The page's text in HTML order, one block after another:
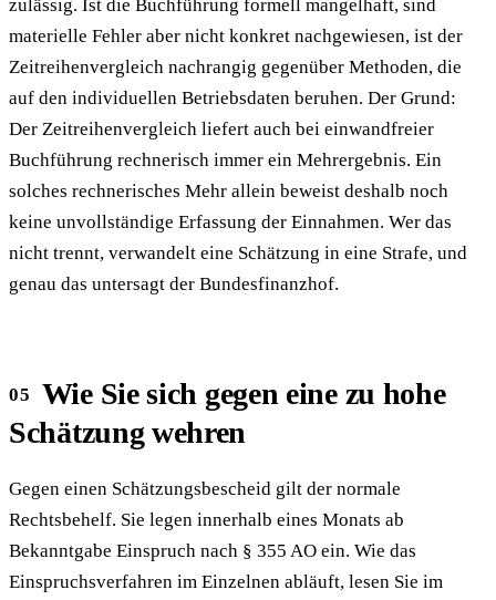
zulässig. Ist die Buchführung formell mangelhaft, sind
materielle Fehler aber nicht konkret nachgewiesen, ist der
Zeitreihenvergleich nachrangig gegenüber Methoden, die
auf den individuellen Betriebsdaten beruhen. Der Grund:
Der Zeitreihenvergleich liefert auch bei einwandfreier
Buchführung rechnerisch immer ein Mehrergebnis. Ein
solches rechnerisches Mehr allein beweist deshalb noch
keine unvollständige Erfassung der Einnahmen. Wer das
nicht trennt, verwandelt eine Schätzung in eine Strafe, und
genau das untersagt der Bundesfinanzhof.
Wie Sie sich gegen eine zu hohe
Schätzung wehren
Gegen einen Schätzungsbescheid gilt der normale
Rechtsbehelf. Sie legen innerhalb eines Monats ab
Bekanntgabe Einspruch nach § 355 AO ein. Wie das
Einspruchsverfahren im Einzelnen abläuft, lesen Sie im